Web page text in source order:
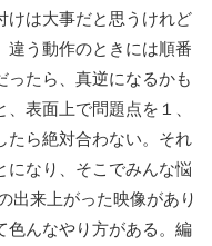
けは大事だと思うけれど
違う動作のときには順番
ったら、真逆になるかも
表面上で問題点を１、
たら絶対合わない。それ
になり、そこでみんな悩
出来上がった映像があり
色んなやり方がある。編